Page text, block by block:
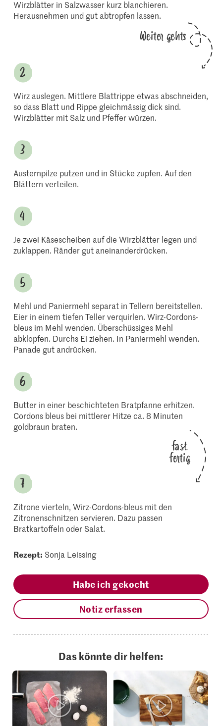
Wirzblätter in Salzwasser kurz blanchieren.
Herausnehmen und gut abtropfen lassen.
Weiter gehts
Wirz auslegen. Mittlere Blattrippe etwas abschneiden,
so dass Blatt und Rippe gleichmässig dick sind.
Wirzblätter mit Salz und Pfeffer würzen.
Austernpilze putzen und in Stücke zupfen. Auf den
Blättern verteilen.
Je zwei Käsescheiben auf die Wirzblätter legen und
zuklappen. Ränder gut aneinanderdrücken.
Mehl und Paniermehl separat in Tellern bereitstellen.
Eier in einem tiefen Teller verquirlen. Wirz-Cordons-
bleus im Mehl wenden. Überschüssiges Mehl
abklopfen. Durchs Ei ziehen. In Paniermehl wenden.
Panade gut andrücken.
Butter in einer beschichteten Bratpfanne erhitzen.
Cordons bleus bei mittlerer Hitze ca. 8 Minuten
goldbraun braten.
fast
fertig
Zitrone vierteln, Wirz-Cordons-bleus mit den
Zitronenschnitzen servieren. Dazu passen
Bratkartoffeln oder Salat.
Rezept: Sonja Leissing
Habe ich gekocht
Notiz erfassen
Das könnte dir helfen: